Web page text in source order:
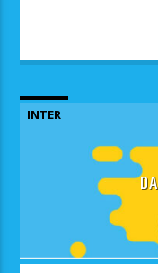
INTER